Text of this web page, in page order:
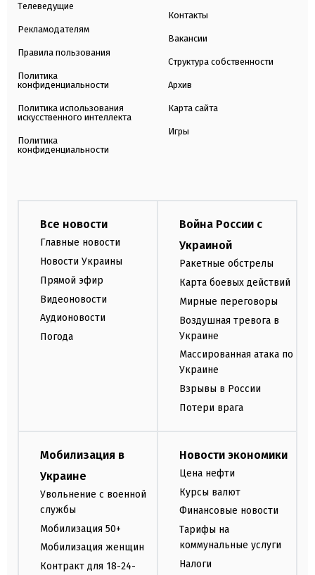
Телеведущие
Рекламодателям
Правила пользования
Политика
конфиденциальности
Политика использования
искусственного интеллекта
Политика
конфиденциальности
Контакты
Вакансии
Структура собственности
Архив
Карта сайта
Игры
Все новости
Главные новости
Новости Украины
Прямой эфир
Видеоновости
Аудионовости
Погода
Война России с
Украиной
Ракетные обстрелы
Карта боевых действий
Мирные переговоры
Воздушная тревога в
Украине
Массированная атака по
Украине
Взрывы в России
Потери врага
Мобилизация в
Украине
Увольнение с военной
службы
Мобилизация 50+
Мобилизация женщин
Контракт для 18-24-
Новости экономики
Цена нефти
Курсы валют
Финансовые новости
Тарифы на
коммунальные услуги
Налоги